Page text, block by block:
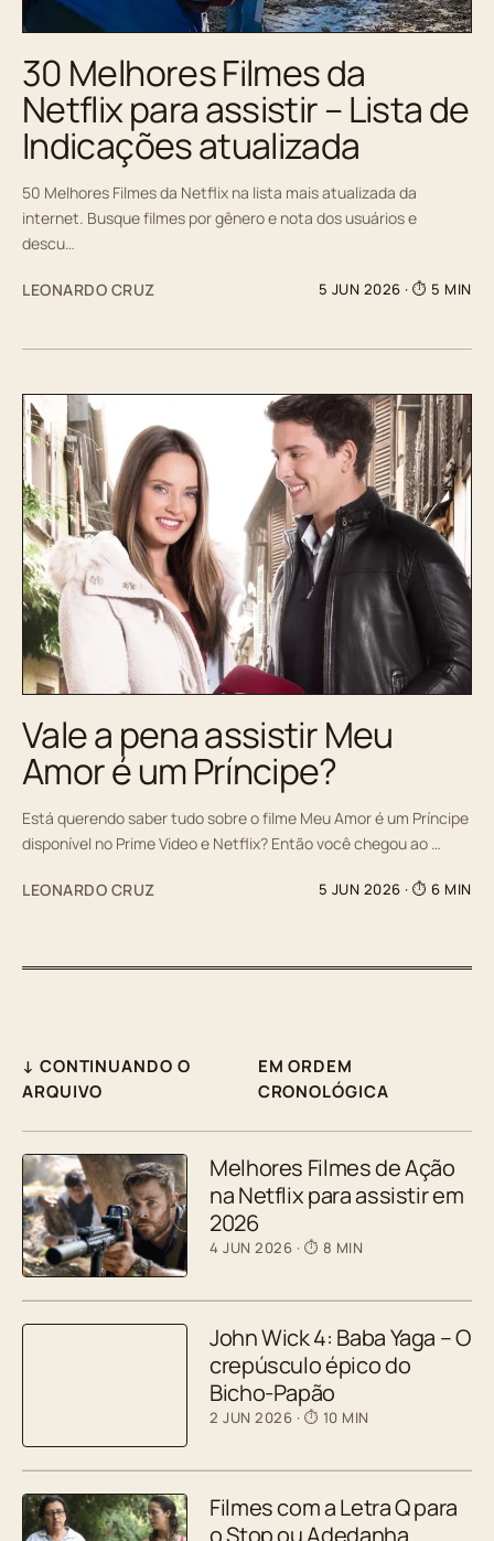
30 Melhores Filmes da
Netflix para assistir – Lista de
Indicações atualizada
50 Melhores Filmes da Netflix na lista mais atualizada da
internet. Busque filmes por gênero e nota dos usuários e
descu…
LEONARDO CRUZ 5 JUN 2026 · ⏱ 5 MIN
Vale a pena assistir Meu
Amor é um Príncipe?
Está querendo saber tudo sobre o filme Meu Amor é um Príncipe
disponível no Prime Video e Netflix? Então você chegou ao …
LEONARDO CRUZ 5 JUN 2026 · ⏱ 6 MIN
↓ CONTINUANDO O
ARQUIVO
EM ORDEM
CRONOLÓGICA
Melhores Filmes de Ação
na Netflix para assistir em
2026
4 JUN 2026 · ⏱ 8 MIN
John Wick 4: Baba Yaga – O
crepúsculo épico do
Bicho-Papão
2 JUN 2026 · ⏱ 10 MIN
Filmes com a Letra Q para
o Stop ou Adedanha